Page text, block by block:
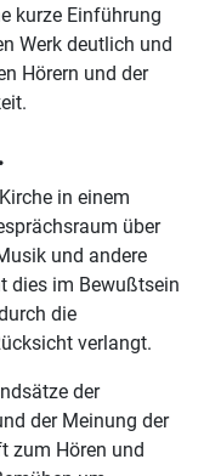
kurze Einführung
Werk deutlich und
Hörern und der
in einem
über
und andere
dies im Bewußtsein
die
verlangt.
der
der Meinung der
zum Hören und